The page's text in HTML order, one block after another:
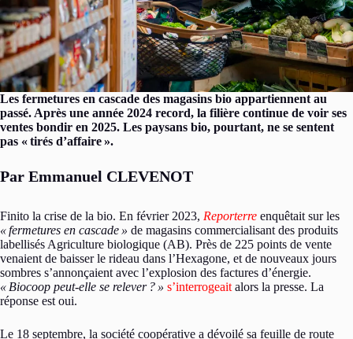
Les fermetures en cascade des magasins bio appartiennent au
passé. Après une année 2024 record, la filière continue de voir ses
ventes bondir en 2025. Les paysans bio, pourtant, ne se sentent
pas «tirés d’affaire».
Par Emmanuel CLEVENOT
Finito la crise de la bio. En février 2023, Reporterre enquêtait sur les
«fermetures en cascade » de magasins commercialisant des produits
labellisés Agriculture biologique (AB). Près de 225 points de vente
venaient de baisser le rideau dans l’Hexagone, et de nouveaux jours
sombres s’annonçaient avec l’explosion des factures d’énergie.
« Biocoop peut-elle se relever ? » s’interrogeait alors la presse. La
réponse est oui.
Le 18 septembre, la société coopérative a dévoilé sa feuille de route